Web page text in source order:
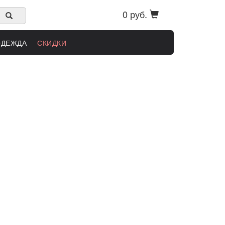
0 руб.
СКИДКИ